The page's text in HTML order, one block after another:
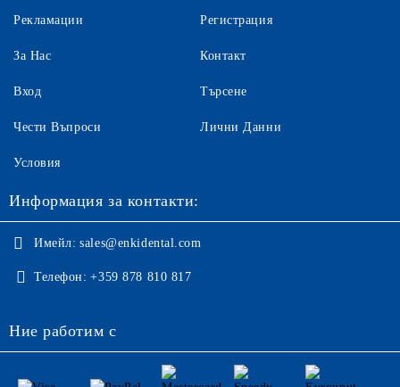
Рекламации
За Нас
Вход
Чести Въпроси
Регистрация
Контакт
Търсене
Лични Данни
Условия
Информация за контакти:
Имейл: sales@enkidental.com
Телефон: +359 878 810 817
Ние работим с